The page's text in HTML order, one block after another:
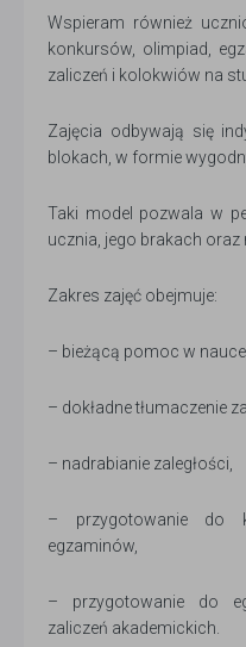
Wspieram również
konkursów, olimpiad,
zaliczeń i kolokwiów na
Zajęcia odbywają się
blokach, w formie
Taki model pozwala w
ucznia, jego brakach
Zakres zajęć obejmuje:
– bieżącą pomoc w
– dokładne tłumaczenie
– nadrabianie zaległości,
– przygotowanie do
egzaminów,
– przygotowanie do
zaliczeń akademickich.